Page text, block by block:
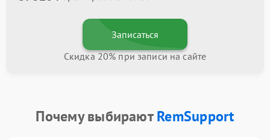
Записаться
Скидка 20% при записи на сайте
Почему выбираютRemSupport